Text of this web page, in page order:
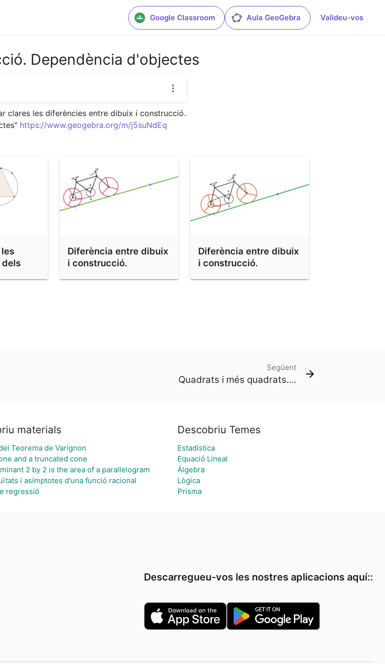
Google Classroom Aula GeoGebra Valideu-vos
Dependència d'objectes
clares les diferències entre dibuix i construcció.
https://www.geogebra.org/m/j5suNdEq
Diferència entre dibuix
i construcció.
Diferència entre dibuix
i construcció.
Següent
Quadrats i més quadrats....
materials
Teorema de Varignon
and a truncated cone
2 by 2 is the area of a parallelogram
i asímptotes d'una funció racional
regressió
Descobriu Temes
Estadística
Equació Lineal
Àlgebra
Lògica
Prisma
Descarregueu-vos les nostres aplicacions aquí::